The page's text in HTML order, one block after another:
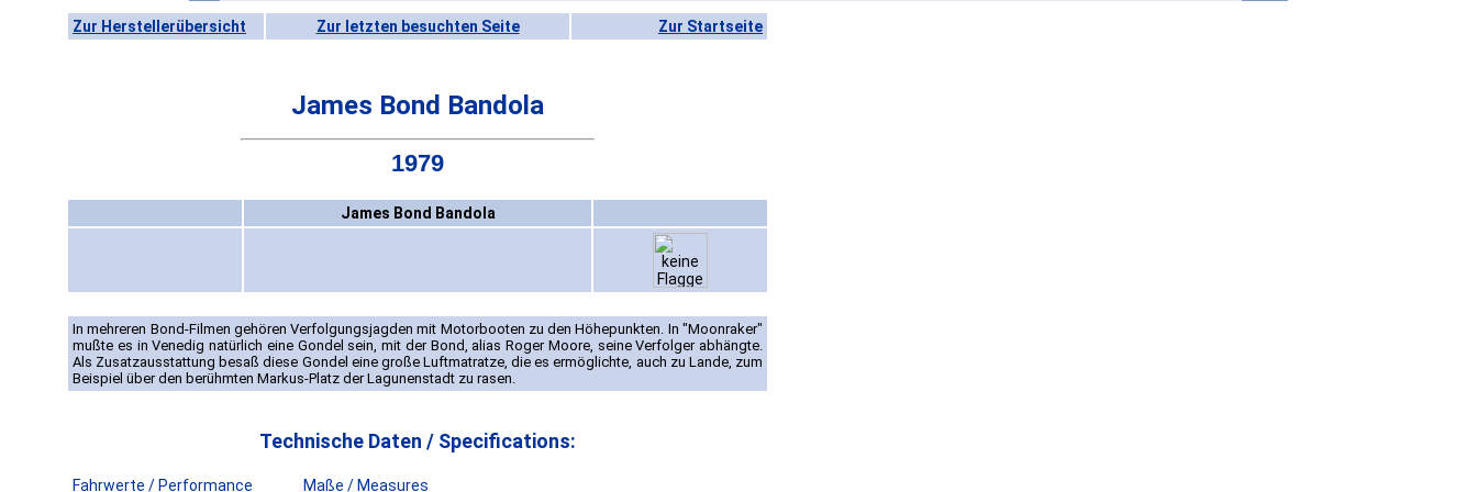
Zur Herstellerübersicht Zur letzten besuchten Seite Zur Startseite
James Bond Bandola
1979
James Bond Bandola
In mehreren Bond-Filmen gehören Verfolgungsjagden mit Motorbooten zu den Höhepunkten. In "Moonraker"
mußte es in Venedig natürlich eine Gondel sein, mit der Bond, alias Roger Moore, seine Verfolger abhängte.
Als Zusatzausstattung besaß diese Gondel eine große Luftmatratze, die es ermöglichte, auch zu Lande, zum
Beispiel über den berühmten Markus-Platz der Lagunenstadt zu rasen.
Technische Daten / Specifications:
Fahrwerte / Performance Maße / Measures